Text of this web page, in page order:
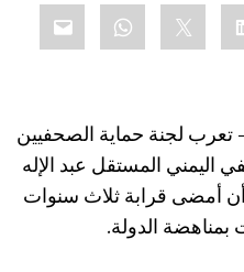
LinkedIn
24 تموز/يوليو 2013 – تعرب لجنة حماية الصحفيين
اليمني المستقل عبد الإله
أن أمضى قرابة ثلاث سنوات
الدولة.